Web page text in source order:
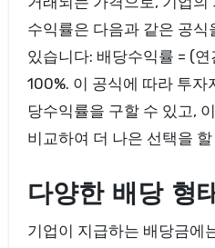
수익률은 다음과 같은 공식
있습니다: 배당수익률 = (
100%. 이 공식에 따라 투자
당수익률을 구할 수 있고,
비교하여 더 나은 선택을
다양한 배당 형
기업이 지급하는 배당금에